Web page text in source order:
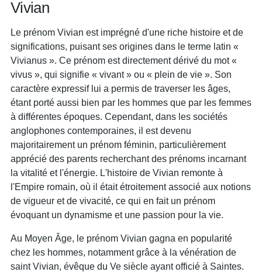
Vivian
Le prénom Vivian est imprégné d'une riche histoire et de
significations, puisant ses origines dans le terme latin «
Vivianus ». Ce prénom est directement dérivé du mot «
vivus », qui signifie « vivant » ou « plein de vie ». Son
caractère expressif lui a permis de traverser les âges,
étant porté aussi bien par les hommes que par les femmes
à différentes époques. Cependant, dans les sociétés
anglophones contemporaines, il est devenu
majoritairement un prénom féminin, particulièrement
apprécié des parents recherchant des prénoms incarnant
la vitalité et l'énergie. L'histoire de Vivian remonte à
l'Empire romain, où il était étroitement associé aux notions
de vigueur et de vivacité, ce qui en fait un prénom
évoquant un dynamisme et une passion pour la vie.
Au Moyen Âge, le prénom Vivian gagna en popularité
chez les hommes, notamment grâce à la vénération de
saint Vivian, évêque du Ve siècle ayant officié à Saintes.